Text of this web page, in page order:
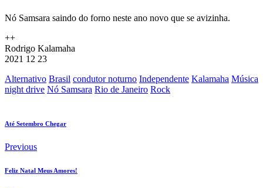
Nó Samsara saindo do forno neste ano novo que se avizinha.
++
Rodrigo Kalamaha
2021 12 23
Alternativo Brasil condutor noturno Independente Kalamaha Música
night drive Nó Samsara Rio de Janeiro Rock
Até Setembro Chegar
Previous
Feliz Natal Meus Amores!